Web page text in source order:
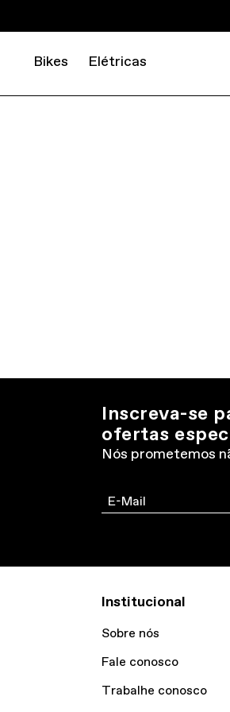
Bikes Elétricas
Inscreva-se
ofertas
Nós prometemos
Email
Institucional
Sobre nós
Fale conosco
Trabalhe conosco